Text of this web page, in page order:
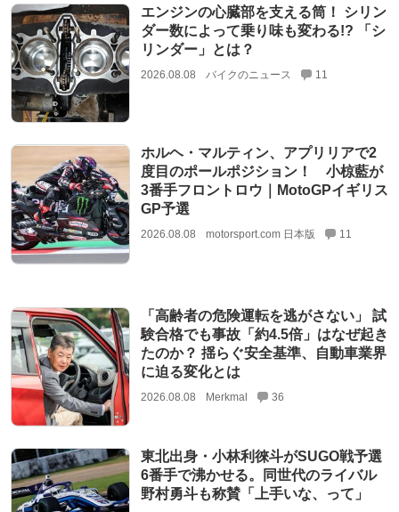
エンジンの心臓部を支える筒！ シリン
ダー数によって乗り味も変わる!? 「シ
リンダー」とは？
2026.08.08 バイクのニュース 11
ホルヘ・マルティン、アプリリアで2
度目のポールポジション！ 小椋藍が
3番手フロントロウ｜MotoGPイギリス
GP予選
2026.08.08 motorsport.com 日本版 11
「高齢者の危険運転を逃がさない」 試
験合格でも事故「約4.5倍」はなぜ起き
たのか？ 揺らぐ安全基準、自動車業界
に迫る変化とは
2026.08.08 Merkmal 36
東北出身・小林利徠斗がSUGO戦予選
6番手で沸かせる。同世代のライバル
野村勇斗も称賛「上手いな、って」